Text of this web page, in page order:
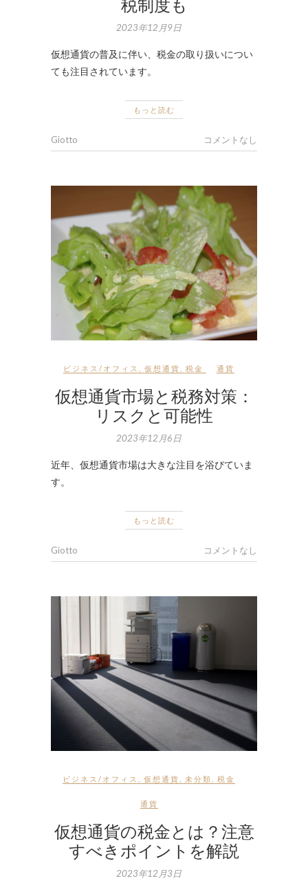
2023年12月9日
仮想通貨の普及に伴い、税金の取り扱いについ
ても注目されています。
もっと読む
Giotto コメントなし
ビジネス/オフィス 仮想通貨 税金 通貨
仮想通貨市場と税務対策：
リスクと可能性
2023年12月6日
近年、仮想通貨市場は大きな注目を浴びていま
す。
もっと読む
Giotto コメントなし
ビジネス/オフィス 仮想通貨 未分類 税金
通貨
仮想通貨の税金とは？注意
すべきポイントを解説
2023年12月3日